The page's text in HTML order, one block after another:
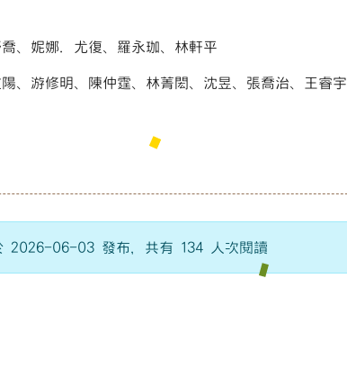
、妮娜．尤復、羅永珈、林軒平
、游修明、陳仲霆、林菁閎、沈昱、張喬治、王睿宇
2026-06-03 發布，共有 134 人次閱讀